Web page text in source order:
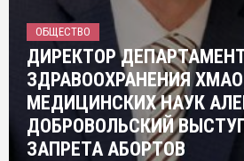
ОБЩЕСТВО
ДИРЕКТОР
ЗДРАВООХРАНЕНИЯ
МЕДИЦИНСКИХ НАУК
ДОБРОВОЛЬСКИЙ
ЗАПРЕТА АБОРТОВ